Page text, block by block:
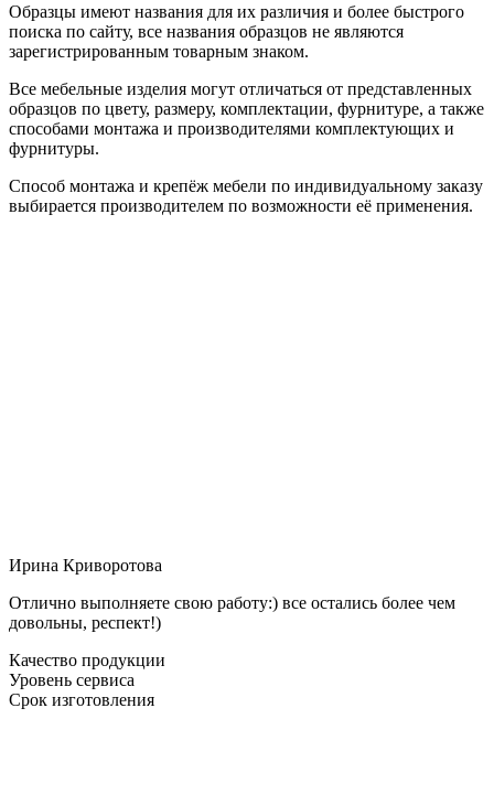
Образцы имеют названия для их различия и более быстрого
поиска по сайту, все названия образцов не являются
зарегистрированным товарным знаком.
Все мебельные изделия могут отличаться от представленных
образцов по цвету, размеру, комплектации, фурнитуре, а также
способами монтажа и производителями комплектующих и
фурнитуры.
Способ монтажа и крепёж мебели по индивидуальному заказу
выбирается производителем по возможности её применения.
Ирина Криворотова
Отлично выполняете свою работу:) все остались более чем
довольны, респект!)
Качество продукции
Уровень сервиса
Срок изготовления